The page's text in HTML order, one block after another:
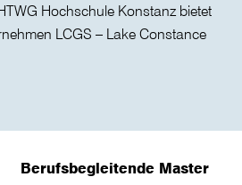
Hochschule Konstanz bietet
LCGS – Lake Constance
Berufsbegleitende Master